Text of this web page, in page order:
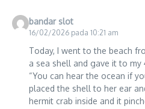
bandar slot
16/02/2026 pada 10:21 am
Today, I went to the beach
a sea shell and gave it to
“You can hear the ocean if
placed the shell to her ear
hermit crab inside and it